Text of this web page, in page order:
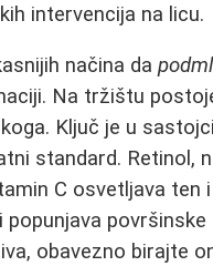
intervencija na licu.
načina da
Na tržištu
Ključ je u
standard. Retinol,
C osvetljava ten
popunjava
obavezno birajte